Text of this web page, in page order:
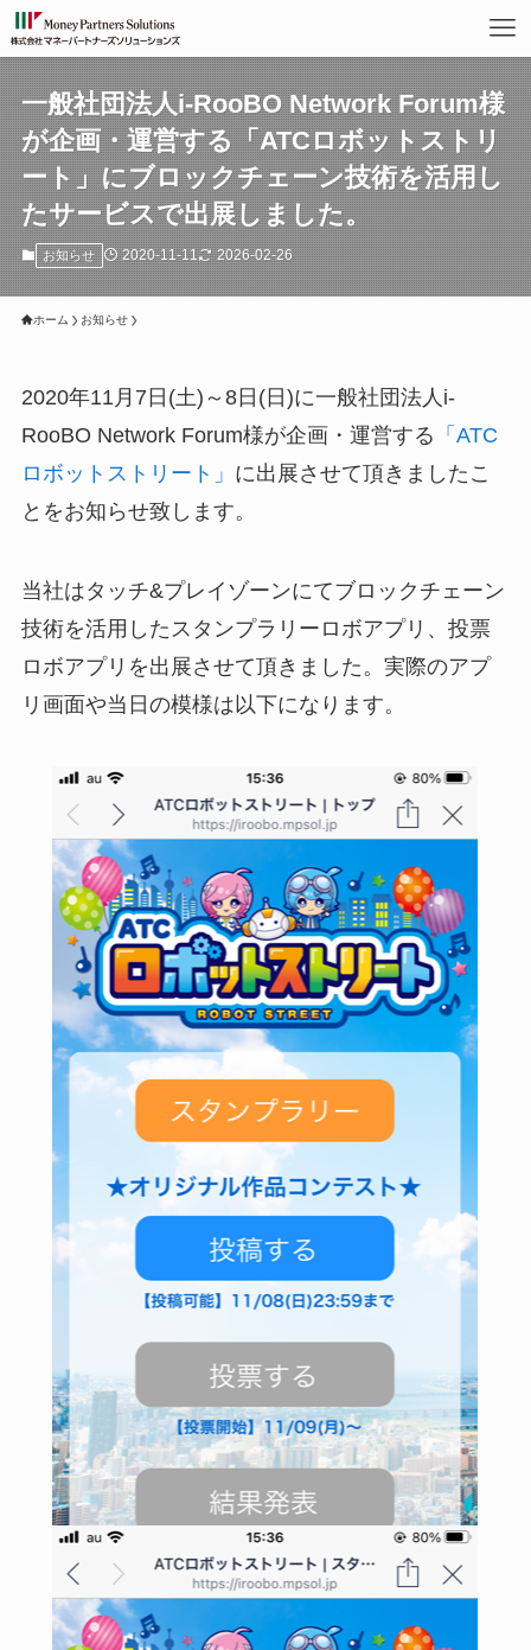
一般社団法人i-RooBO Network Forum様
が企画・運営する「ATCロボットストリ
ート」にブロックチェーン技術を活用し
たサービスで出展しました。
お知らせ 2020-11-11 2026-02-26
ホーム お知らせ
2020年11月7日(土)～8日(日)に一般社団法人i-
RooBO Network Forum様が企画・運営する 「ATC
ロボットストリート」 に出展させて頂きましたこ
とをお知らせ致します。
当社はタッチ&プレイゾーンにてブロックチェーン
技術を活用したスタンプラリーロボアプリ、投票
ロボアプリを出展させて頂きました。実際のアプ
リ画面や当日の模様は以下になります。